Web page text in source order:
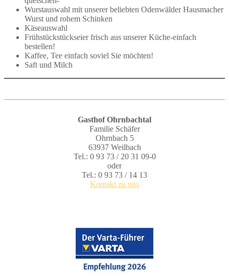
Wurstauswahl mit unserer beliebten Odenwälder Hausmacher
Wurst und rohem Schinken
Käseauswahl
Frühstückstückseier frisch aus unserer Küche-einfach
bestellen!
Kaffee, Tee einfach soviel Sie möchten!
Saft und Milch
Gasthof Ohrnbachtal
Familie Schäfer
Ohrnbach 5
63937 Weilbach
Tel.: 0 93 73 / 20 31 09-0
oder
Tel.: 0 93 73 / 14 13
Kontakt zu uns